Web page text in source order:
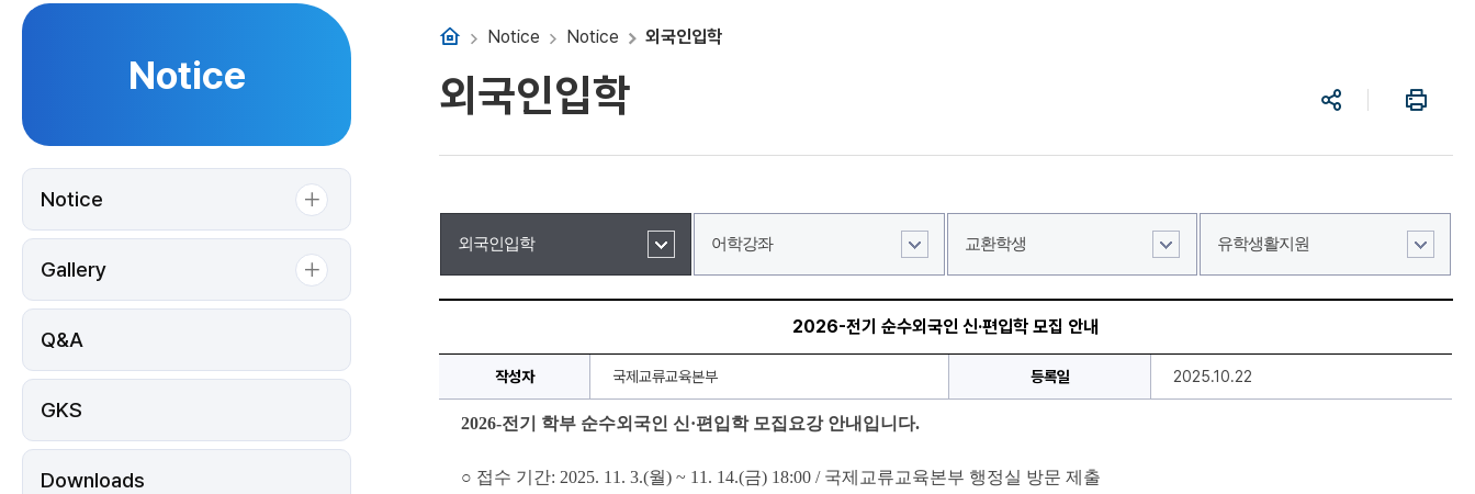
홈 Notice Notice 외국인입학
Notice
Notice
Gallery
Q&A
GKS
Downloads
공
프
린
외국인입학
외국인입학 어학강좌 교환학생 유학생활지원
순
국
2026-전기 순수외국인 신·편입학 모집 안내
작성자 국제교류교육본부 등록일 2025.10.22
2026-전기 학부 순수외국인 신·편입학 모집요강 안내입니다.
○ 접수 기간: 2025. 11. 3.(월) ~ 11. 14.(금) 18:00 / 국제교류교육본부 행정실 방문 제출